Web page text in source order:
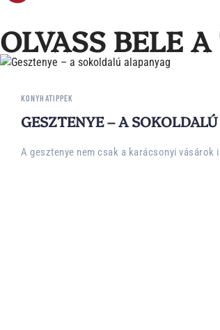
OLVASS BELE
KONYHATIPPEK
GESZTENYE – A
A gesztenye nem csak a karácsonyi vásárok